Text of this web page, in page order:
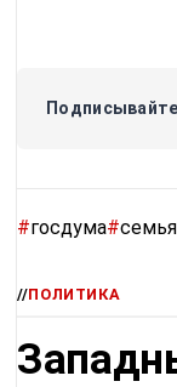
#госдума#семья
//ПОЛИТИКА